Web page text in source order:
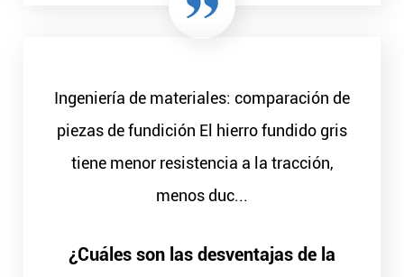
Ingeniería de materiales: comparación de
piezas de fundición El hierro fundido gris
tiene menor resistencia a la tracción,
menos duc...
¿Cuáles son las desventajas de la